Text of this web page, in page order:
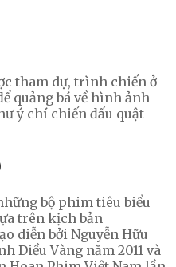
tham dự, trình chiến ở
quảng bá về hình ảnh
ý chí chiến đấu quật
bộ phim tiêu biểu
trên kịch bản
diễn bởi Nguyễn Hữu
Diều Vàng năm 2011 và